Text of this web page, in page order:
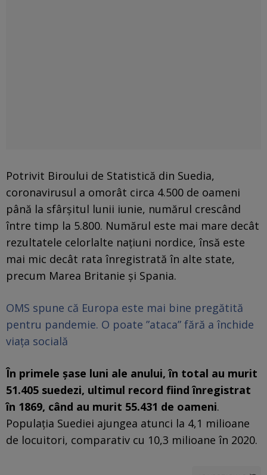
Potrivit Biroului de Statistică din Suedia,
coronavirusul a omorât circa 4.500 de oameni
până la sfârşitul lunii iunie, numărul crescând
între timp la 5.800. Numărul este mai mare decât
rezultatele celorlalte naţiuni nordice, însă este
mai mic decât rata înregistrată în alte state,
precum Marea Britanie şi Spania.
OMS spune că Europa este mai bine pregătită
pentru pandemie. O poate ”ataca” fără a închide
viaţa socială
În primele şase luni ale anului, în total au murit
51.405 suedezi, ultimul record fiind înregistrat
în 1869, când au murit 55.431 de oameni.
Populaţia Suediei ajungea atunci la 4,1 milioane
de locuitori, comparativ cu 10,3 milioane în 2020.